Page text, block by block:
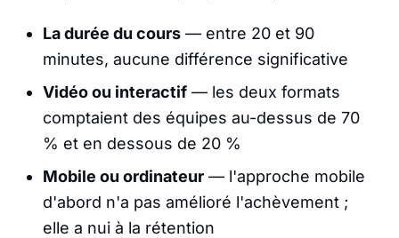
La durée du cours — entre 20 et 90
minutes, aucune différence significative
Vidéo ou interactif — les deux formats
comptaient des équipes au-dessus de 70
% et en dessous de 20 %
Mobile ou ordinateur — l'approche mobile
d'abord n'a pas amélioré l'achèvement ;
elle a nui à la rétention